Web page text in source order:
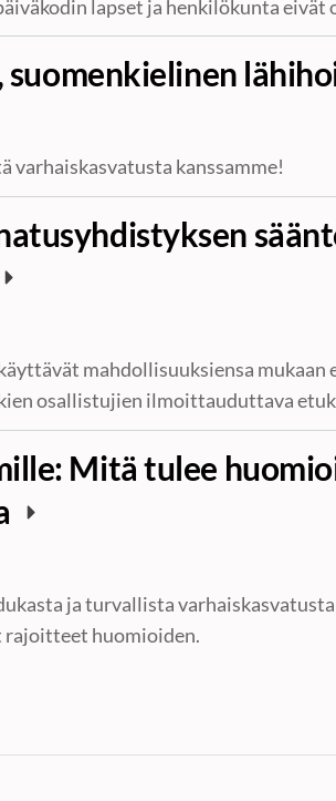
lapset ja henkilökunta
suomenkielinen
varhaiskasvatusta kanssamme!
mahdollisuuksiensa
osallistujien ilmoittauduttava
Mitä tulee
ja turvallista
rajoitteet huomioiden.